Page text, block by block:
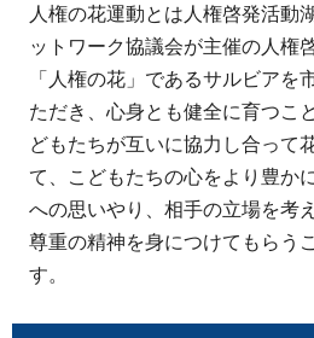
人権の花運動とは人権啓発活動
ットワーク協議会が主催の人権
「人権の花」であるサルビアを
ただき、心身とも健全に育つこ
どもたちが互いに協力し合って
て、こどもたちの心をより豊か
への思いやり、相手の立場を考
尊重の精神を身につけてもらう
す。